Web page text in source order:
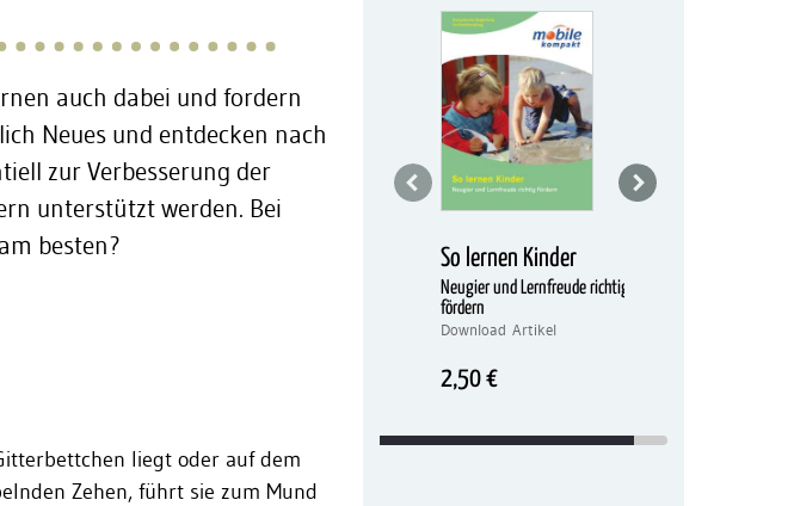
auch dabei und fordern
Neues und entdecken nach
zur Verbesserung der
unterstützt werden. Bei
besten?
liegt oder auf dem
Zehen, führt sie zum Mund
So lernen Kinder
-Neugier und Lernfreude richtig
fördern
Download Artikel
2,50 €
Zurück